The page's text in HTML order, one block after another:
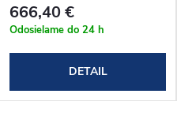
666,40 €
Odosielame do 24 h
DETAIL